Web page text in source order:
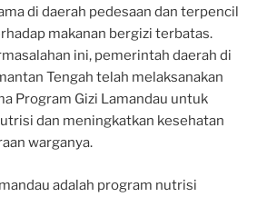
di daerah pedesaan dan terpencil
makanan bergizi terbatas.
ini, pemerintah daerah di
Tengah telah melaksanakan
Program Gizi Lamandau untuk
dan meningkatkan kesehatan
warganya.
adalah program nutrisi